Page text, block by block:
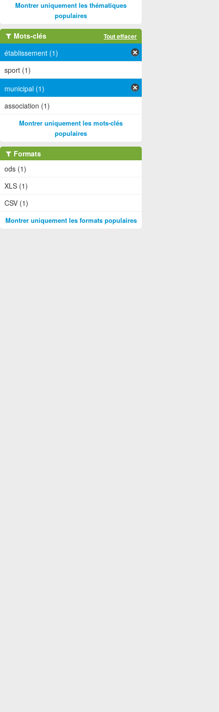
Montrer uniquement les thématiques
populaires
Mots-clés Tout effacer
établissement (1)
sport (1)
municipal (1)
association (1)
Montrer uniquement les mots-clés
populaires
Formats
ods (1)
XLS (1)
CSV (1)
Montrer uniquement les formats populaires